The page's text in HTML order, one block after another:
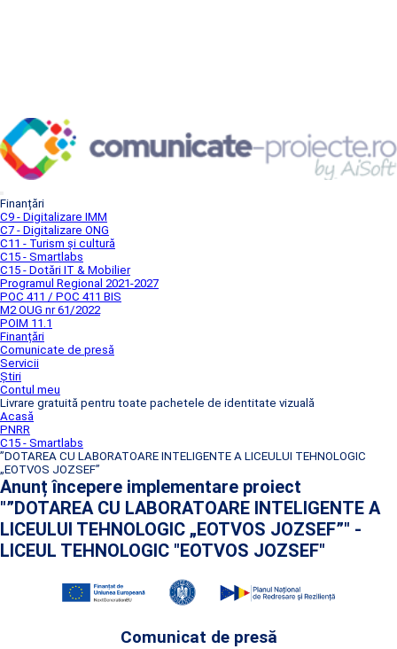
Finanțări
C9 - Digitalizare IMM
C7 - Digitalizare ONG
C11 - Turism și cultură
C15 - Smartlabs
C15 - Dotări IT & Mobilier
Programul Regional 2021-2027
POC 411 / POC 411 BIS
M2 OUG nr 61/2022
POIM 11.1
Finanțări
Comunicate de presă
Servicii
Știri
Contul meu
Livrare gratuită pentru toate pachetele de identitate vizuală
Acasă
PNRR
C15 - Smartlabs
”DOTAREA CU LABORATOARE INTELIGENTE A LICEULUI TEHNOLOGIC
„EOTVOS JOZSEF”
Anunț începere implementare proiect
"”DOTAREA CU LABORATOARE INTELIGENTE A
LICEULUI TEHNOLOGIC „EOTVOS JOZSEF”" -
LICEUL TEHNOLOGIC "EOTVOS JOZSEF"
Comunicat de presă